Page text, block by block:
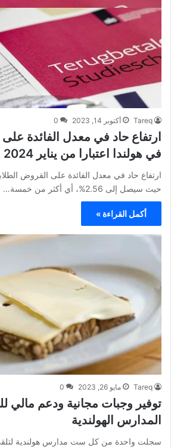
Tareq أكتوبر 14, 2023 0
ارتفاع حاد في معدل الفائدة
في هولندا اعتبارا من يناير 2024
حيث سيصل إلى 2.56%، أي أكثر من خمسة…
أكمل القراءة »
Tareq مايو 26, 2023 0
توفير وجبات مجانية ودعم مالي
المدارس الهولندية
سجلت واحدة من كل ست مدارس هولندية